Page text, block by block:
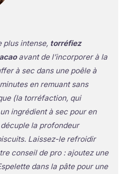
plus intense, torréfiez
avant de l’incorporer à la
à sec dans une poêle à
en remuant sans
(la torréfaction, qui
ingrédient à sec pour en
la profondeur
Laissez-le refroidir
conseil de pro : ajoutez une
dans la pâte pour une